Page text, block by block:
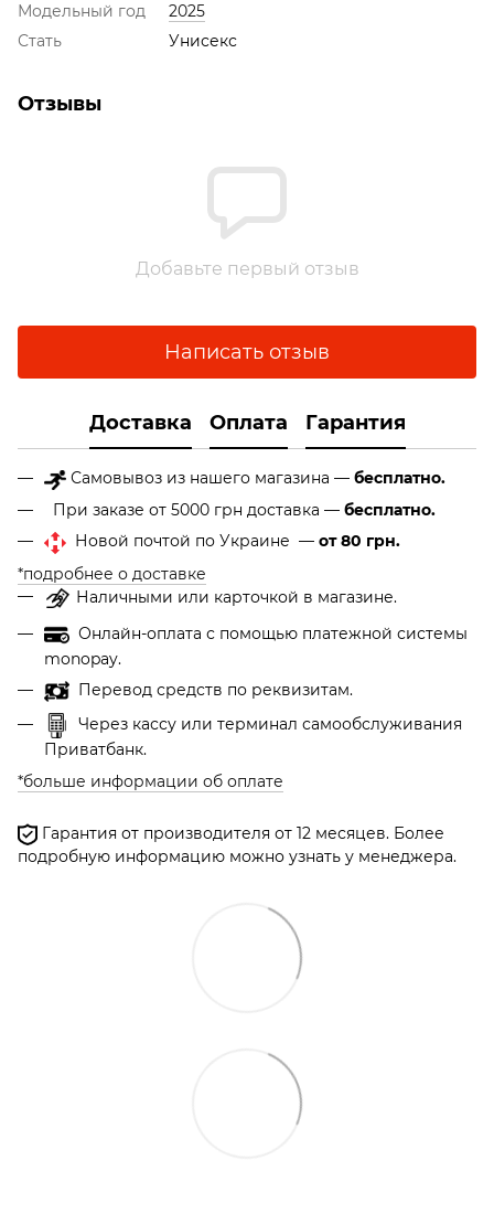
Модельный год
2025
Стать
Унисекс
Отзывы
Добавьте первый отзыв
Написать отзыв
Доставка Оплата Гарантия
Самовывоз из нашего магазина — бесплатно.
При заказе от 5000 грн доставка — бесплатно.
Новой почтой по Украине — от 80 грн.
*подробнее о доставке
Наличными или карточкой в магазине.
Онлайн-оплата с помощью платежной системы
monopay.
Перевод средств по реквизитам.
Через кассу или терминал самообслуживания
Приватбанк.
*больше информации об оплате
Гарантия от производителя от 12 месяцев. Более
подробную информацию можно узнать у менеджера.